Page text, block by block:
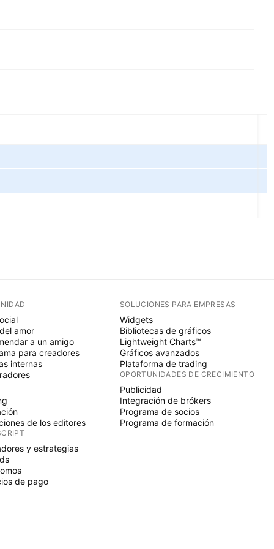
amor
a un amigo
para creadores
internas
de los editores
y estrategias
de pago
SOLUCIONES PARA EMPRESAS
Widgets
Bibliotecas de gráficos
Lightweight Charts™
Gráficos avanzados
Plataforma de trading
OPORTUNIDADES DE CRECIMIENTO
Publicidad
Integración de brókers
Programa de socios
Programa de formación